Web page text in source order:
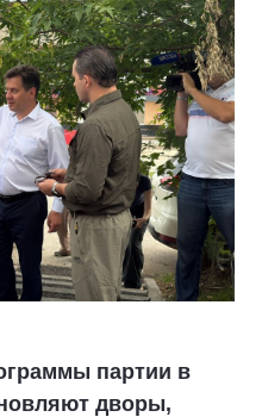
партии в
дворы,